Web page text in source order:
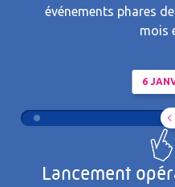
événements phares
mois
6
Lancement